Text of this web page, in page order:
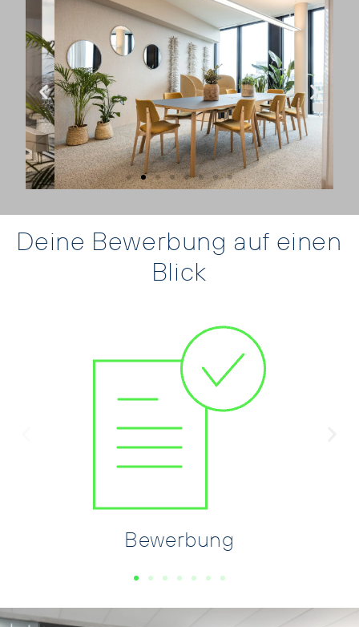
Büro Wien
Deine Bewerbung auf einen
Blick
Bewerbung